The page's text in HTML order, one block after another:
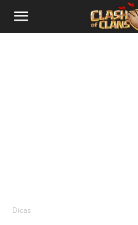
Dicas